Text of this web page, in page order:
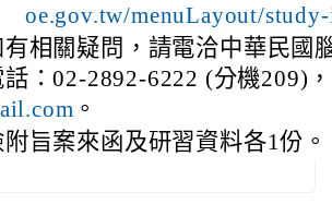
oe.gov.tw/menuLayout/
有相關疑問，請電洽中華民國
話：02-2892-6222 (分機209)
。
附旨案來函及研習資料各1份。